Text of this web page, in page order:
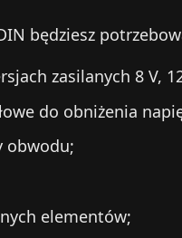
będziesz
zasilanych 8 V,
do obniżenia
obwodu;
elementów;